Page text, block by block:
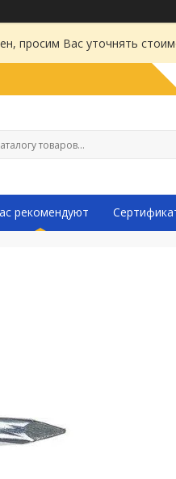
просим Вас уточнять
рекомендуют